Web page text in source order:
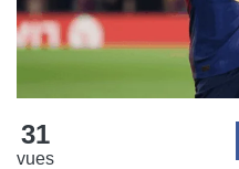
31
vues